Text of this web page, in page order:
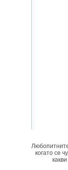
когато се